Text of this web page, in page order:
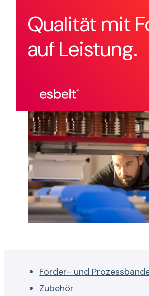
Qualität mit
auf Leistung.
Förder- und
Zubehör